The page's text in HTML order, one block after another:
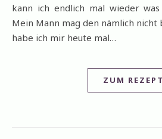
kann ich endlich mal wieder
Mein Mann mag den nämlich nicht
habe ich mir heute mal…
ZUM REZEPT